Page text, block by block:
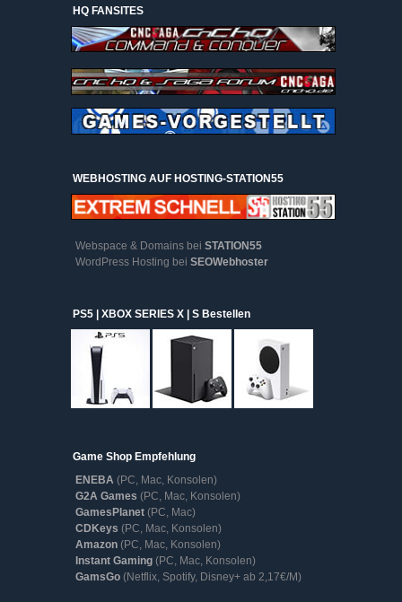
HQ FANSITES
WEBHOSTING AUF HOSTING-STATION55
Webspace & Domains bei STATION55
WordPress Hosting bei SEOWebhoster
PS5 | XBOX SERIES X | S Bestellen
Game Shop Empfehlung
ENEBA (PC, Mac, Konsolen)
G2A Games (PC, Mac, Konsolen)
GamesPlanet (PC, Mac)
CDKeys (PC, Mac, Konsolen)
Amazon (PC, Mac, Konsolen)
Instant Gaming (PC, Mac, Konsolen)
GamsGo (Netflix, Spotify, Disney+ ab 2,17€/M)